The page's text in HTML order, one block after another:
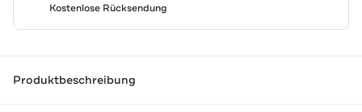
Kostenlose Rücksendung
Produktbeschreibung